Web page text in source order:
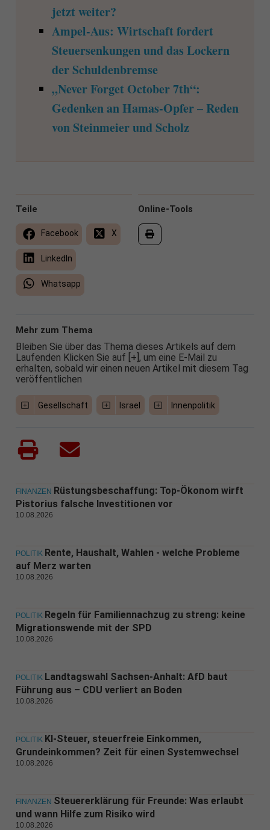
jetzt weiter?
Ampel-Aus: Wirtschaft fordert
Steuersenkungen und das Lockern
der Schuldenbremse
„Never Forget October 7th“:
Gedenken an Hamas-Opfer – Reden
von Steinmeier und Scholz
Online-Tools
Teile
Facebook X
LinkedIn
Whatsapp
Mehr zum Thema
Bleiben Sie über das Thema dieses Artikels auf dem
Laufenden Klicken Sie auf [+], um eine E-Mail zu
erhalten, sobald wir einen neuen Artikel mit diesem Tag
veröffentlichen
Gesellschaft Israel Innenpolitik
FINANZEN Rüstungsbeschaffung: Top-Ökonom wirft
Pistorius falsche Investitionen vor
10.08.2026
POLITIK Rente, Haushalt, Wahlen - welche Probleme
auf Merz warten
10.08.2026
POLITIK Regeln für Familiennachzug zu streng: keine
Migrationswende mit der SPD
10.08.2026
POLITIK Landtagswahl Sachsen-Anhalt: AfD baut
Führung aus – CDU verliert an Boden
10.08.2026
POLITIK KI-Steuer, steuerfreie Einkommen,
Grundeinkommen? Zeit für einen Systemwechsel
10.08.2026
FINANZEN Steuererklärung für Freunde: Was erlaubt
und wann Hilfe zum Risiko wird
10.08.2026